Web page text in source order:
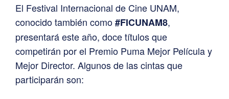
El Festival Internacional de Cine UNAM,
conocido también como#FICUNAM8,
presentará este año, doce títulos que
competirán por el Premio Puma Mejor Película y
Mejor Director. Algunos de las cintas que
participarán son: